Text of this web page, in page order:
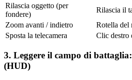
Rilascia oggetto (per
fondere)
Rilascia il
Zoom avanti / indietro
Rotella del
Sposta la telecamera
Clic destro
3. Leggere il campo di
(HUD)